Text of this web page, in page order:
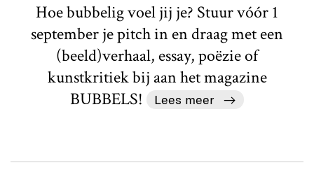
Hoe bubbelig voel jij je? Stuur vóór 1
september je pitch in en draag met een
(beeld)verhaal, essay, poëzie of
kunstkritiek bij aan het magazine
BUBBELS!
Lees meer